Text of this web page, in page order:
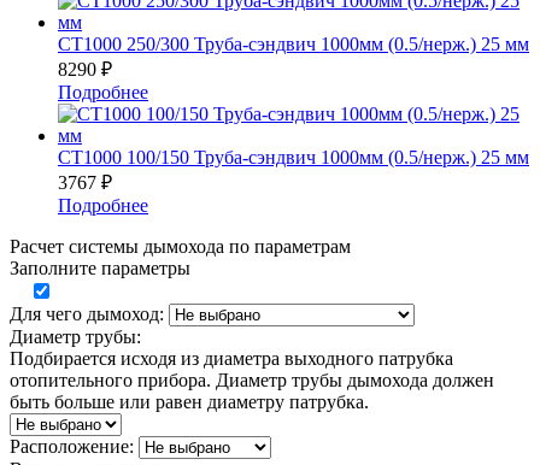
СТ1000 250/300 Труба-сэндвич 1000мм (0.5/нерж.) 25 мм
8290 ₽
Подробнее
СТ1000 100/150 Труба-сэндвич 1000мм (0.5/нерж.) 25 мм
3767 ₽
Подробнее
Расчет системы дымохода по параметрам
Заполните параметры
Для чего дымоход:
Диаметр трубы:
Подбирается исходя из диаметра выходного патрубка
отопительного прибора. Диаметр трубы дымохода должен
быть больше или равен диаметру патрубка.
Расположение: